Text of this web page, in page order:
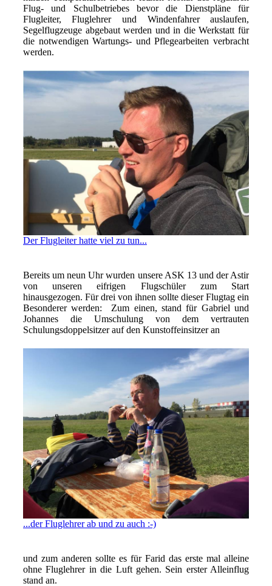
Flug- und Schulbetriebes bevor die Dienstpläne für
Flugleiter, Fluglehrer und Windenfahrer auslaufen,
Segelflugzeuge abgebaut werden und in die Werkstatt für
die notwendigen Wartungs- und Pflegearbeiten verbracht
werden.
Der Flugleiter hatte viel zu tun...
Bereits um neun Uhr wurden unsere ASK 13 und der Astir
von unseren eifrigen Flugschüler zum Start
hinausgezogen. Für drei von ihnen sollte dieser Flugtag ein
Besonderer werden: Zum einen, stand für Gabriel und
Johannes die Umschulung von dem vertrauten
Schulungsdoppelsitzer auf den Kunstoffeinsitzer an
...der Fluglehrer ab und zu auch :-)
und zum anderen sollte es für Farid das erste mal alleine
ohne Fluglehrer in die Luft gehen. Sein erster Alleinflug
stand an.